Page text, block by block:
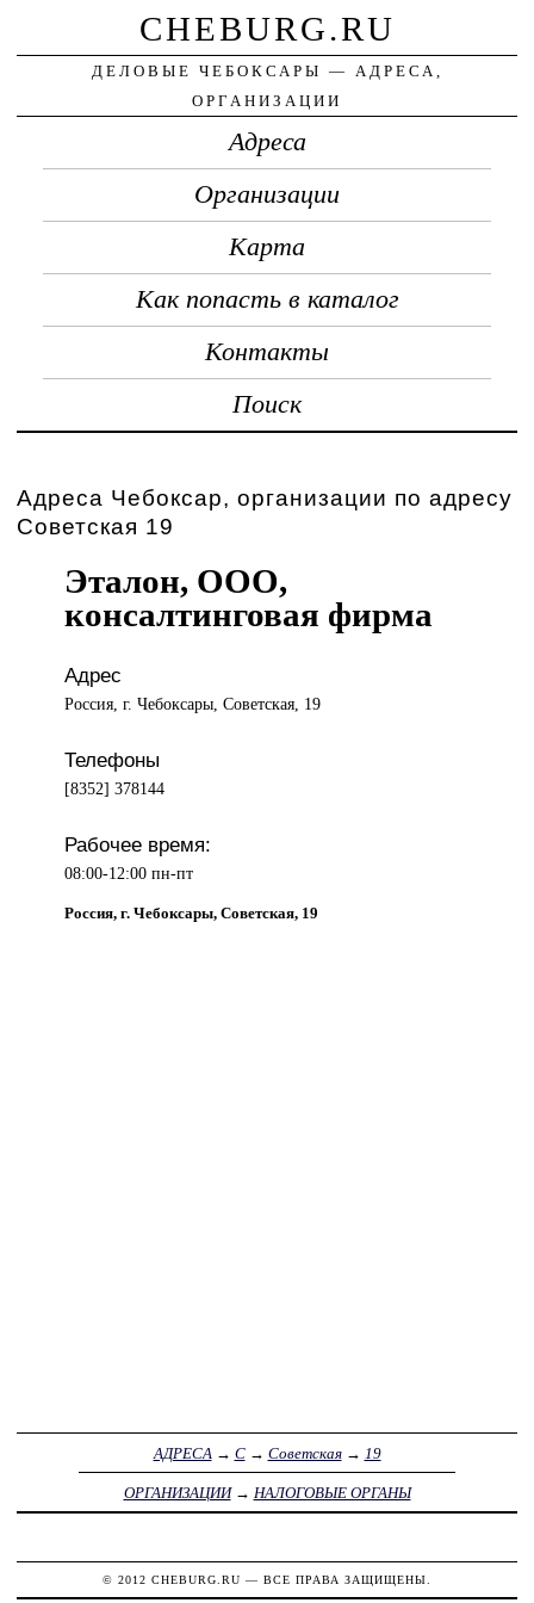
CHEBURG.RU
ДЕЛОВЫЕ ЧЕБОКСАРЫ — АДРЕСА,
ОРГАНИЗАЦИИ
Адреса
Организации
Карта
Как попасть в каталог
Контакты
Поиск
Адреса Чебоксар, организации по адресу
Советская 19
Эталон, ООО,
консалтинговая фирма
Адрес
Россия, г. Чебоксары, Советская, 19
Телефоны
[8352] 378144
Рабочее время:
08:00-12:00 пн-пт
Россия, г. Чебоксары, Советская, 19
АДРЕСА → С→ Советская→ 19
ОРГАНИЗАЦИИ→ НАЛОГОВЫЕ ОРГАНЫ
© 2012 CHEBURG.RU — ВСЕ ПРАВА ЗАЩИЩЕНЫ.